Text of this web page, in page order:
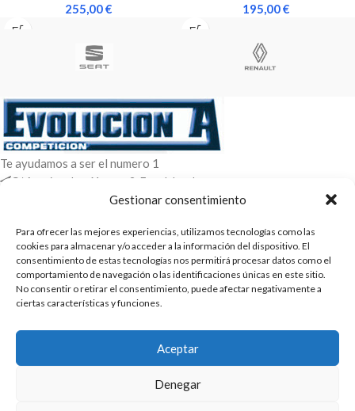
Gestionar consentimiento
Para ofrecer las mejores experiencias, utilizamos tecnologías como las
cookies para almacenar y/o acceder a la información del dispositivo. El
consentimiento de estas tecnologías nos permitirá procesar datos como el
comportamiento de navegación o las identificaciones únicas en este sitio.
No consentir o retirar el consentimiento, puede afectar negativamente a
ciertas características y funciones.
Aceptar
Denegar
255,00€
195,00€
Te ayudamos a ser el numero 1
C/ Arquimedes 61 nave 2. Fuenlabrada
WhatsApp +34 670604426
ENTRADAS RECIENTES
POLÍTICAS
2025 | Evolucion-A Competicion: Fabricación y distribución,
comercialización de repuestos para automóvil